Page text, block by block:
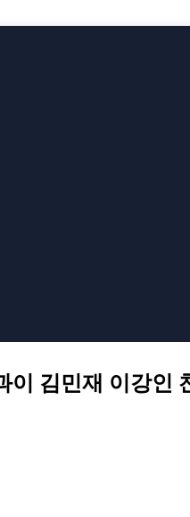
이 김민재 이강인